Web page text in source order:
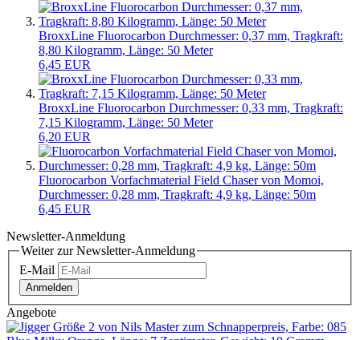
BroxxLine Fluorocarbon Durchmesser: 0,37 mm, Tragkraft:
8,80 Kilogramm, Länge: 50 Meter
6,45 EUR
BroxxLine Fluorocarbon Durchmesser: 0,33 mm, Tragkraft:
7,15 Kilogramm, Länge: 50 Meter
6,20 EUR
Fluorocarbon Vorfachmaterial Field Chaser von Momoi,
Durchmesser: 0,28 mm, Tragkraft: 4,9 kg, Länge: 50m
6,45 EUR
Newsletter-Anmeldung
Weiter zur Newsletter-Anmeldung
E-Mail
Anmelden
Angebote